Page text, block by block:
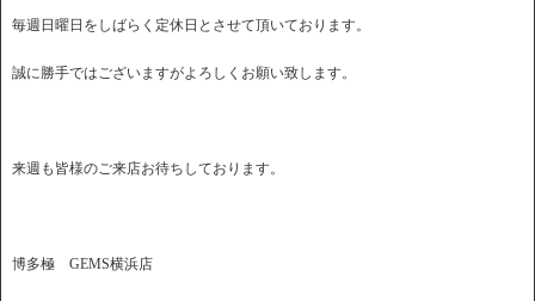
毎週日曜日をしばらく定休日とさせて頂いております。
誠に勝手ではございますがよろしくお願い致します。
来週も皆様のご来店お待ちしております。
博多極 GEMS横浜店